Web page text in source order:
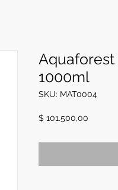
1000ml
SKU: MAT0004
$ 101.500,00